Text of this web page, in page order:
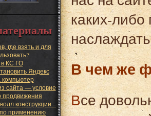
каких-
В чем же
Все довольно просто, никакой рекламы, никаких
где взять и для
КС ГО
Яндекс
компьютер
сайта — условие
продвижения
конструкции –
применению